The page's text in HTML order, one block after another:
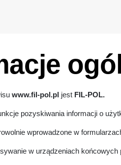
www.fil-pol.pl jest FIL-POL.
pozyskiwania informacji o
wprowadzone w
w urządzeniach końcowych